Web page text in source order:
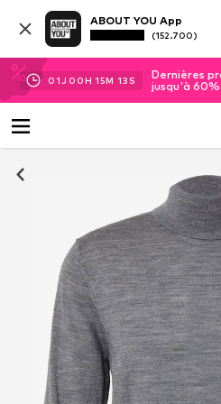
ABOUT YOU App
(152.700)
01J 00H 15M 12 S
Dernières
jusqu'à